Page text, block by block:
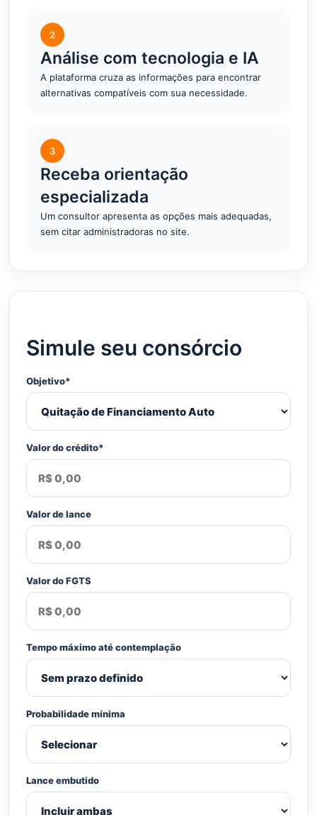
2
Análise com tecnologia e IA
A plataforma cruza as informações para encontrar
alternativas compatíveis com sua necessidade.
3
Receba orientação
especializada
Um consultor apresenta as opções mais adequadas,
sem citar administradoras no site.
Simule seu consórcio
Objetivo*
Valor do crédito*
Valor de lance
Valor do FGTS
Tempo máximo até contemplação
Probabilidade mínima
Lance embutido